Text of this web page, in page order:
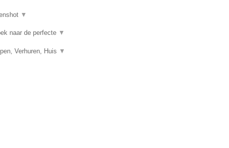
▼
naar de perfecte ▼
Verhuren, Huis ▼